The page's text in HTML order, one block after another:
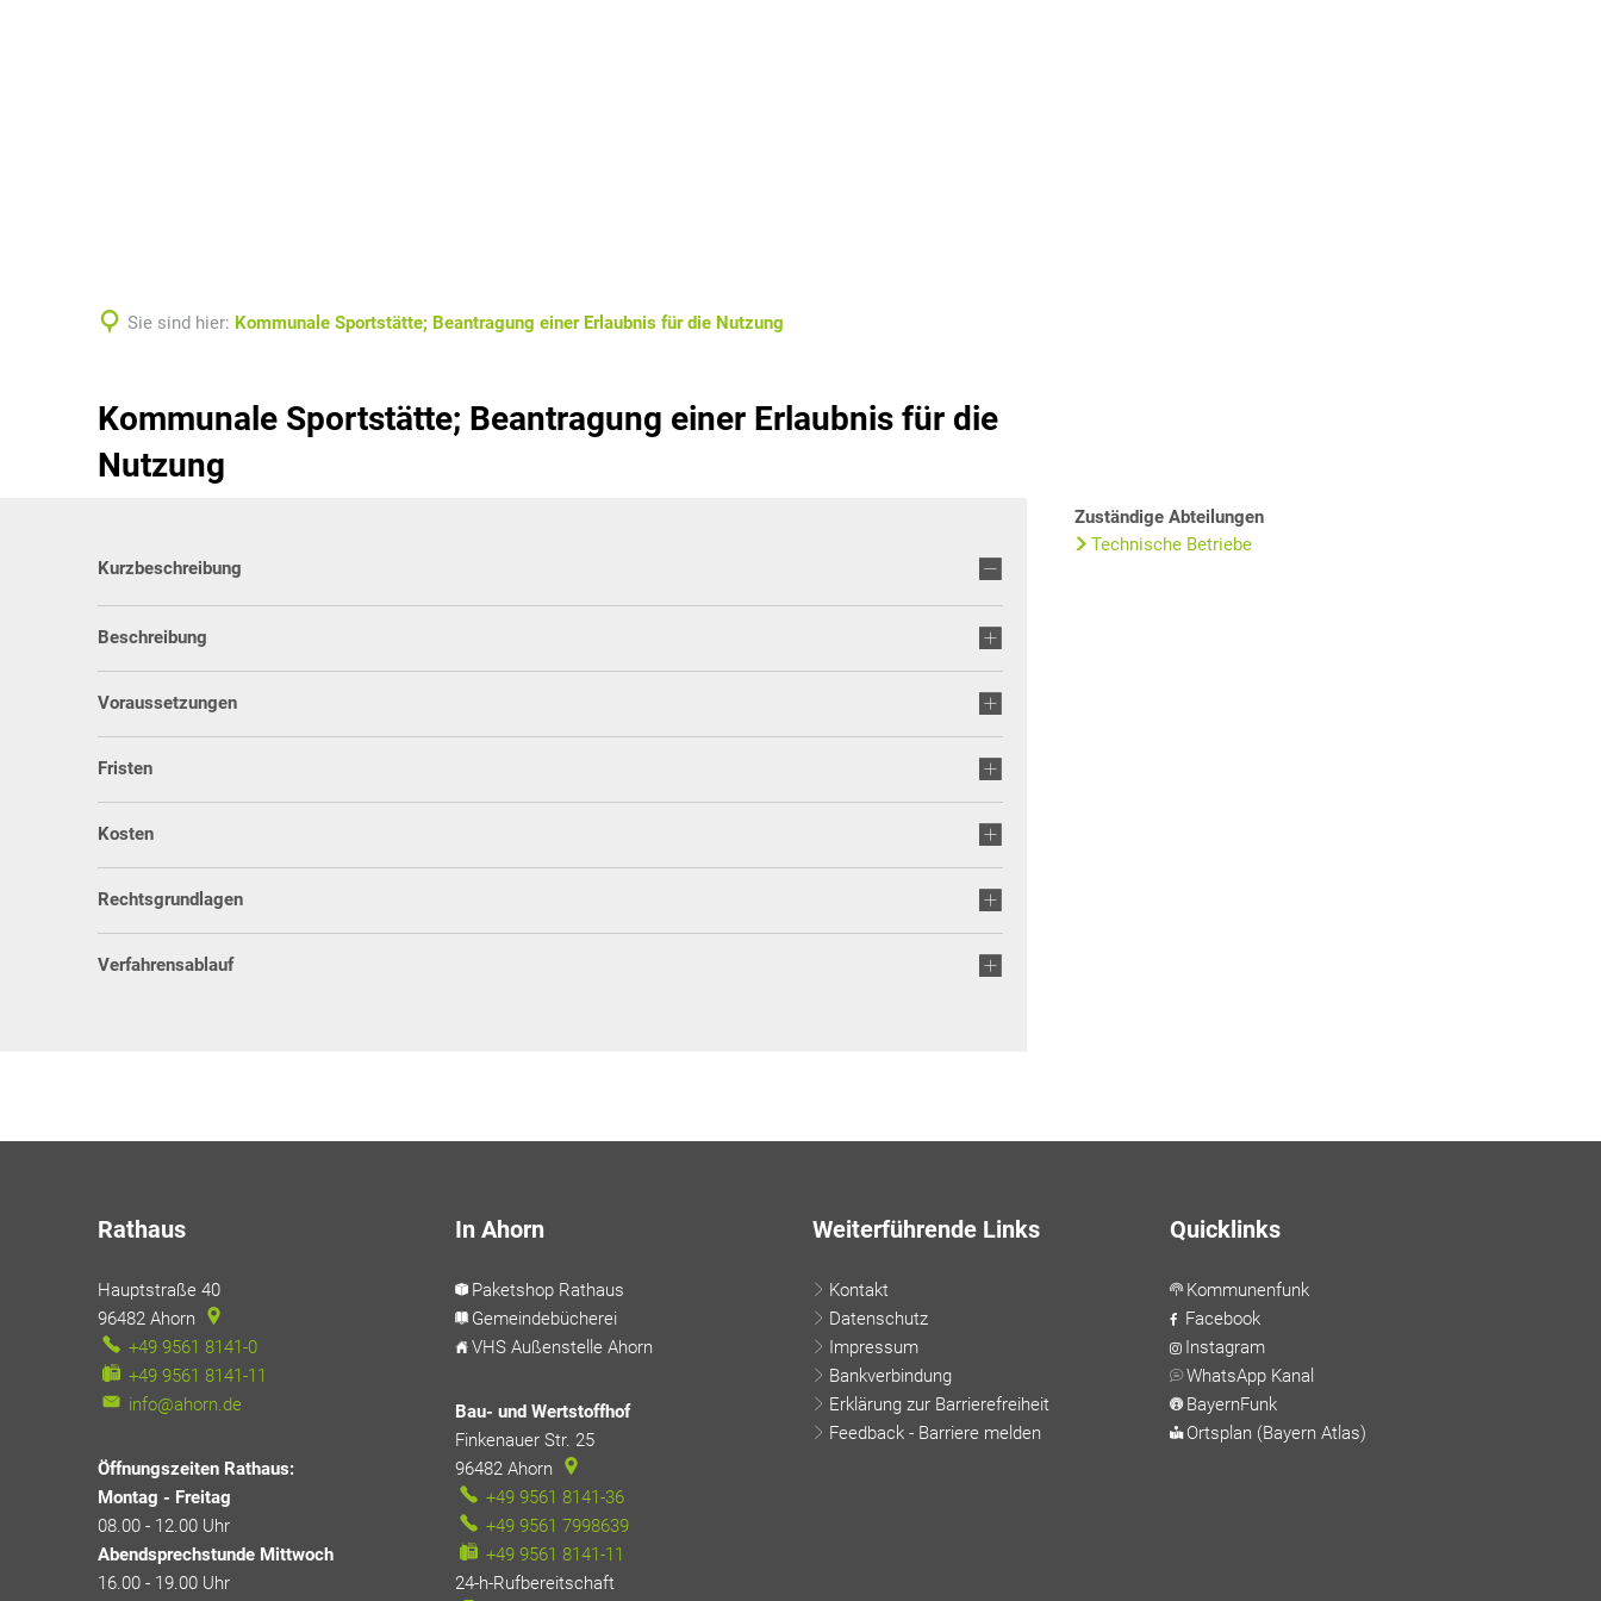
Sie sind hier: Kommunale Sportstätte; Beantragung einer Erlaubnis für die Nutzung
Kommunale Sportstätte; Beantragung einer Erlaubnis für die
Nutzung
Kurzbeschreibung
Beschreibung
Voraussetzungen
Fristen
Kosten
Rechtsgrundlagen
Verfahrensablauf
Zuständige Abteilungen
Technische Betriebe
Rathaus
Hauptstraße 40
96482 Ahorn
+49 9561 8141-0
+49 9561 8141-11
info@ahorn.de
Öffnungszeiten Rathaus:
Montag - Freitag
08.00 - 12.00 Uhr
Abendsprechstunde Mittwoch
16.00 - 19.00 Uhr
In Ahorn
Paketshop Rathaus
Gemeindebücherei
VHS Außenstelle Ahorn
Bau- und Wertstoffhof
Finkenauer Str. 25
96482 Ahorn
+49 9561 8141-36
+49 9561 7998639
+49 9561 8141-11
24-h-Rufbereitschaft
Weiterführende Links
Kontakt
Datenschutz
Impressum
Bankverbindung
Erklärung zur Barrierefreiheit
Feedback - Barriere melden
Quicklinks
Kommunenfunk
Facebook
Instagram
WhatsApp Kanal
BayernFunk
Ortsplan (Bayern Atlas)